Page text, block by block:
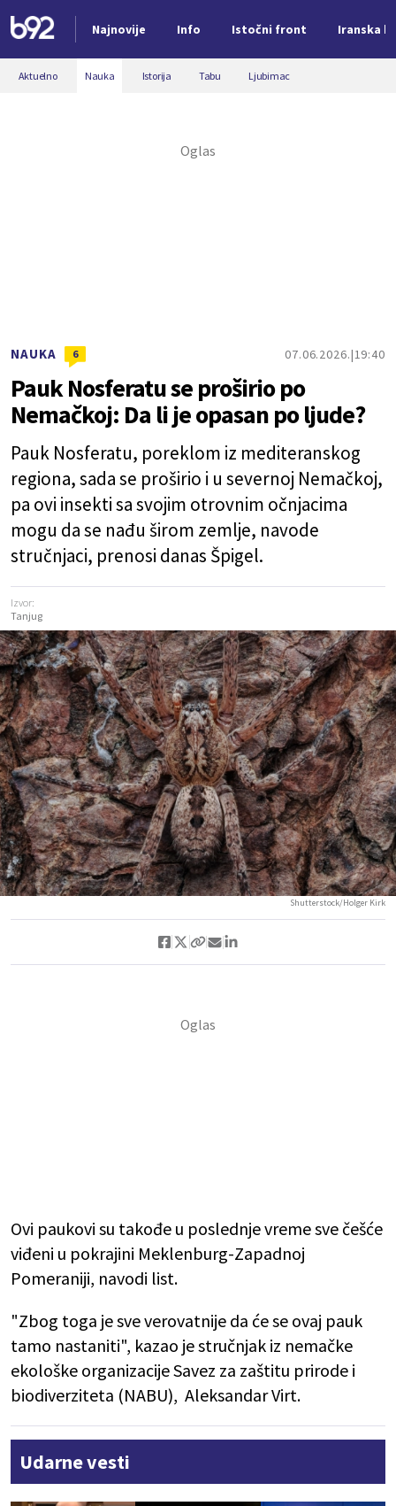
Najnovije Info Istočni front Iranska
Nova vest
Aktuelno Nauka Istorija Tabu Ljubimac
NAUKA 6 07.06.2026. 19:40
Pauk Nosferatu se proširio po
Nemačkoj: Da li je opasan po ljude?
Pauk Nosferatu, poreklom iz mediteranskog
regiona, sada se proširio i u severnoj Nemačkoj,
pa ovi insekti sa svojim otrovnim očnjacima
mogu da se nađu širom zemlje, navode
stručnjaci, prenosi danas Špigel.
Izvor:
Tanjug
Shutterstock/Holger Kirk
Ovi paukovi su takođe u poslednje vreme sve češće
viđeni u pokrajini Meklenburg-Zapadnoj
Pomeraniji, navodi list.
"Zbog toga je sve verovatnije da će se ovaj pauk
tamo nastaniti", kazao je stručnjak iz nemačke
ekološke organizacije Savez za zaštitu prirode i
biodiverziteta (NABU), Aleksandar Virt.
Udarne vesti